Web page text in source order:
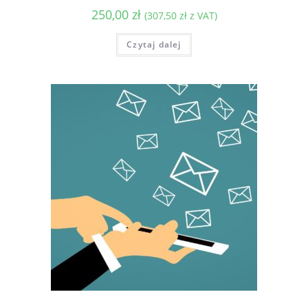
250,00 zł (307,50 złz VAT)
Czytaj dalej